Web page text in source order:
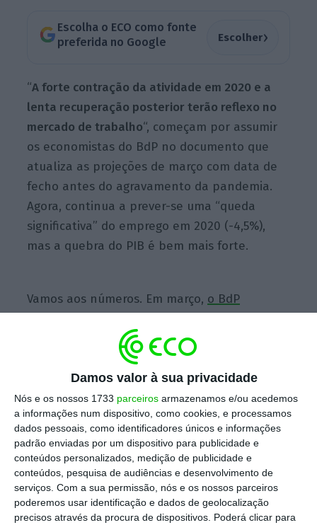
Damos valor à sua privacidade
Nós e os nossos 1733 parceiros armazenamos e/ou acedemos
a informações num dispositivo, como cookies, e processamos
dados pessoais, como identificadores únicos e informações
padrão enviadas por um dispositivo para publicidade e
conteúdos personalizados, medição de publicidade e
conteúdos, pesquisa de audiências e desenvolvimento de
serviços. Com a sua permissão, nós e os nossos parceiros
poderemos usar identificação e dados de geolocalização
precisos através da procura de dispositivos. Poderá clicar para
Escolha o ECO como fonte
preferida no Google
Escolher›
“A forte contração da atividade em 2020 e a
lenta recuperação posterior terão reflexo no
mercado de trabalho“, começam por assumir
os economistas do BdP no documento que
atualiza as projeções de março com data de
fecho antes do agravamento da pandemia.
Agora, continua a prever-se uma “queda
significativa” do emprego em 2020 (-4,5%),
mas a quebra do PIB é bem mais forte.
Vamos aos números. Em março, o BdP
com uma queda de 3,7% do PIB e uma taxa de
desemprego de 10,1% e um cenário adverso
onde o PIB ia cair 5,7% e a taxa de
desemprego subia para os 11,7%. Três meses
depois, o cenário base do banco central
ultrapassou o cenário adverso de março ao
prever uma contração de 9,5%, uma queda
histórica do PIB português.Porém, a previsão
para a taxa de desemprego mantém-se nos
10,1%,o mesmo valor do cenário base de